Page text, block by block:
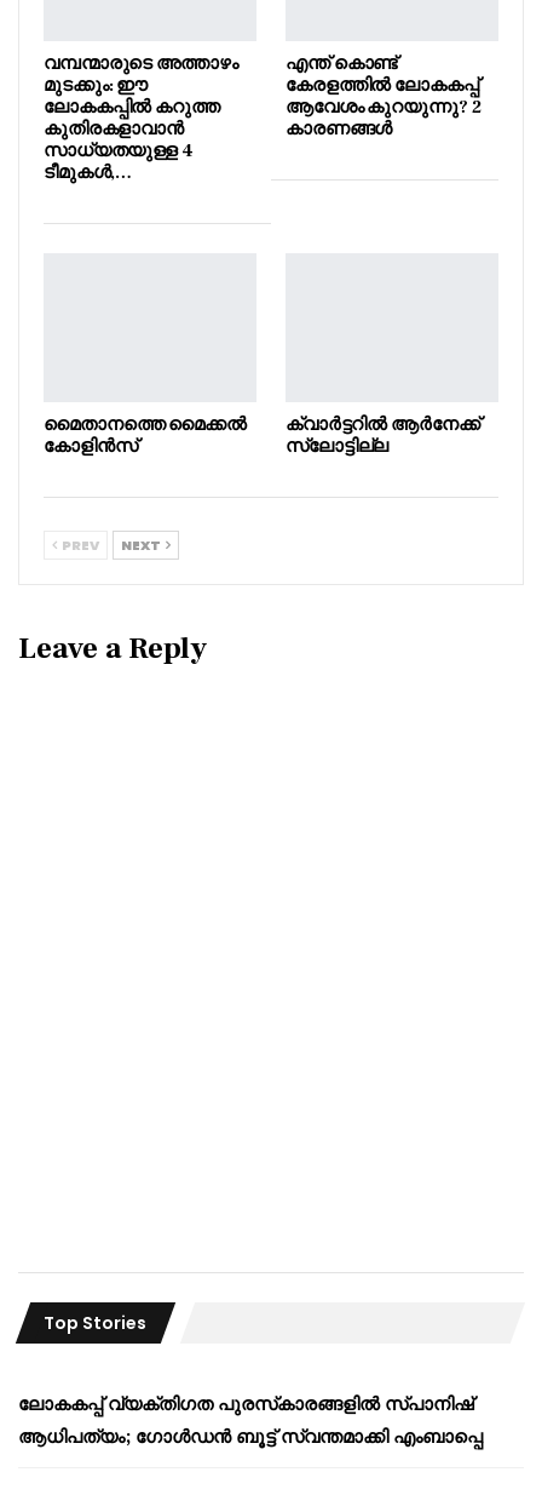
വമ്പന്മാരുടെ അത്താഴം
മുടക്കും: ഈ
ലോകകപ്പിൽ കറുത്ത
കുതിരകളാവാൻ
സാധ്യതയുള്ള 4
ടീമുകൾ,…
എന്ത് കൊണ്ട്
കേരളത്തിൽ ലോകകപ്പ്
ആവേശം കുറയുന്നു? 2
കാരണങ്ങൾ
മൈതാനത്തെ മൈക്കൽ
കോളിൻസ്
ക്വാർട്ടറിൽ ആർനേക്ക്
സ്ലോട്ടില്ല
PREV NEXT
Leave a Reply
Top Stories
ലോകകപ്പ് വ്യക്തിഗത പുരസ്‌കാരങ്ങളിൽ സ്പാനിഷ്
ആധിപത്യം; ഗോൾഡൻ ബൂട്ട് സ്വന്തമാക്കി എംബാപ്പെ